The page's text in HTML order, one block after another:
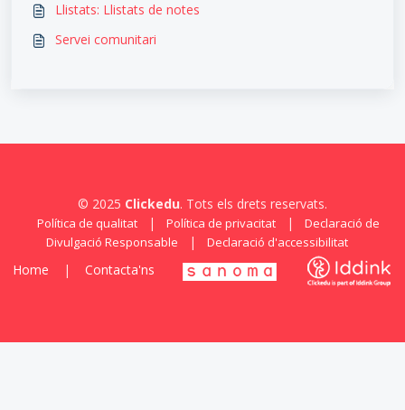
Llistats: Llistats de notes
Servei comunitari
© 2025 Clickedu. Tots els drets reservats.
Política de qualitat | Política de privacitat |
Declaració de
Divulgació Responsable
| Declaració d'accessibilitat
Home | Contacta'ns